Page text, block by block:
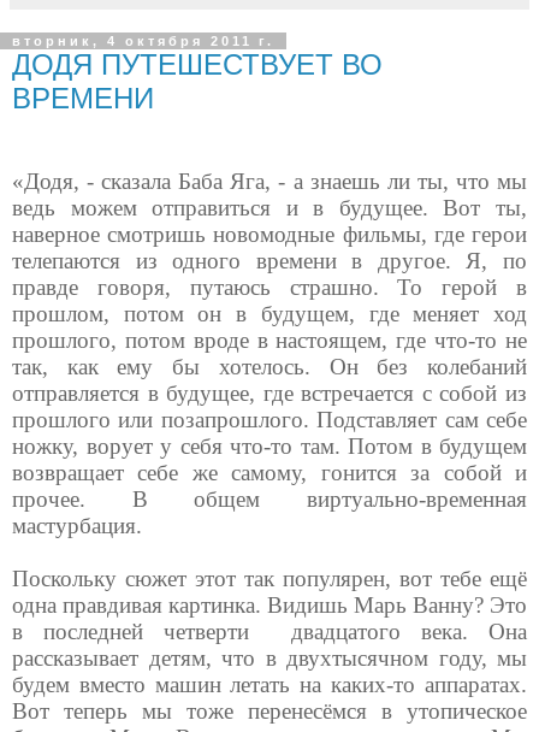
вторник, 4 октября 2011 г.
ДОДЯ ПУТЕШЕСТВУЕТ ВО
ВРЕМЕНИ
«Додя, - сказала Баба Яга, - а знаешь ли ты, что мы
ведь можем отправиться и в будущее. Вот ты,
наверное смотришь новомодные фильмы, где герои
телепаются из одного времени в другое. Я, по
правде говоря, путаюсь страшно. То герой в
прошлом, потом он в будущем, где меняет ход
прошлого, потом вроде в настоящем, где что-то не
так, как ему бы хотелось. Он без колебаний
отправляется в будущее, где встречается с собой из
прошлого или позапрошлого. Подставляет сам себе
ножку, ворует у себя что-то там. Потом в будущем
возвращает себе же самому, гонится за собой и
прочее. В общем виртуально-временная
мастурбация.
Поскольку сюжет этот так популярен, вот тебе ещё
одна правдивая картинка. Видишь Марь Ванну? Это
в последней четверти
двадцатого века. Она
рассказывает детям, что в двухтысячном году, мы
будем вместо машин летать на каких-то аппаратах.
Вот теперь мы тоже перенесёмся в утопическое